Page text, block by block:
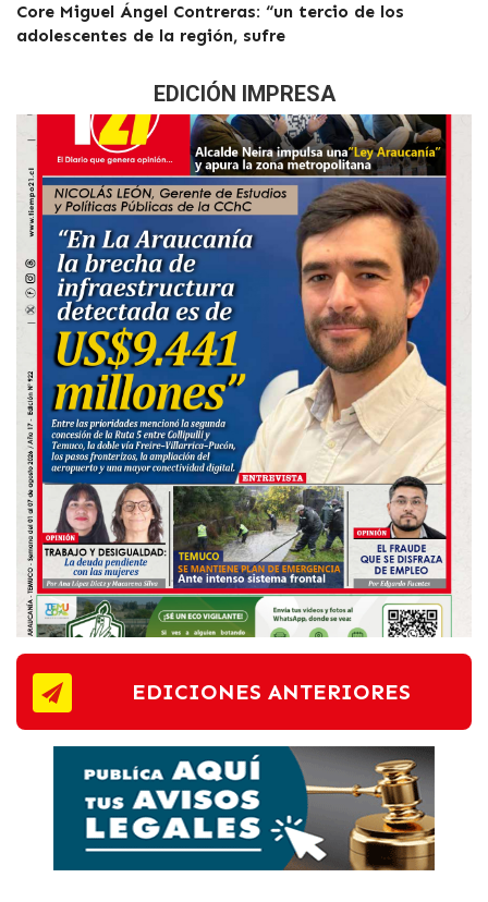
Core Miguel Ángel Contreras: “un tercio de los
adolescentes de la región, sufre
EDICIÓN IMPRESA
EDICIONES ANTERIORES